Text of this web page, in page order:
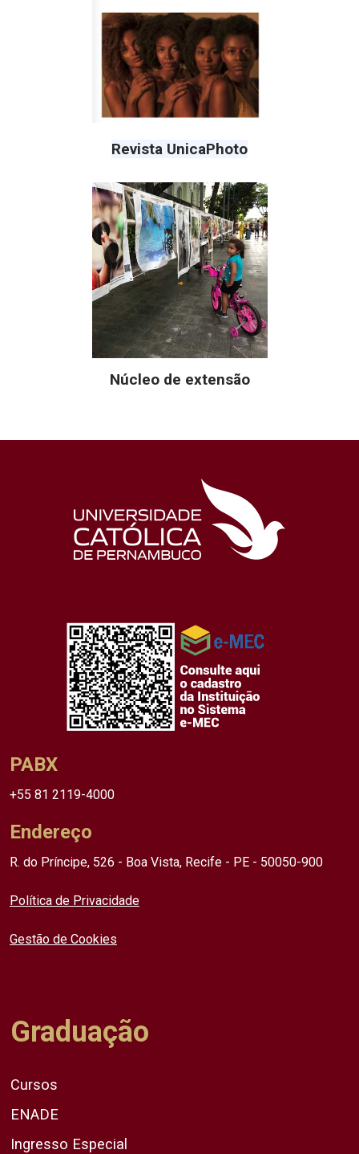
Revista UnicaPhoto
Núcleo de extensão
PABX
+55 81 2119-4000
Endereço
R. do Príncipe, 526 - Boa Vista, Recife - PE - 50050-900
Política de Privacidade
Gestão de Cookies
Graduação
Cursos
ENADE
Ingresso Especial